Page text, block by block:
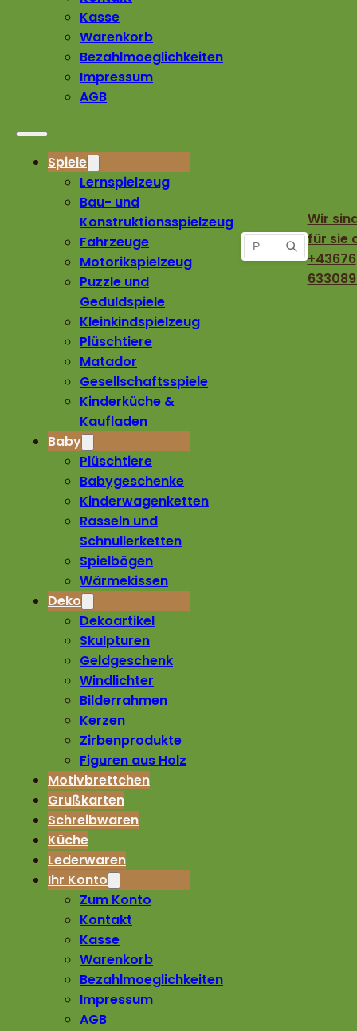
Kasse
Warenkorb
Bezahlmoeglichkeiten
Impressum
AGB
Spiele
Lernspielzeug
Bau- und
Konstruktionsspielzeug
Fahrzeuge
Motorikspielzeug
Puzzle und
Geduldspiele
Kleinkindspielzeug
Plüschtiere
Matador
Gesellschaftsspiele
Kinderküche &
Kaufladen
Baby
Plüschtiere
Babygeschenke
Kinderwagenketten
Rasseln und
Schnullerketten
Spielbögen
Wärmekissen
Deko
Dekoartikel
Skulpturen
Geldgeschenk
Windlichter
Bilderrahmen
Kerzen
Zirbenprodukte
Figuren aus Holz
Motivbrettchen
Grußkarten
Schreibwaren
Küche
Lederwaren
Ihr Konto
Zum Konto
Kontakt
Kasse
Warenkorb
Bezahlmoeglichkeiten
Impressum
AGB
Wir
für sie
+43676